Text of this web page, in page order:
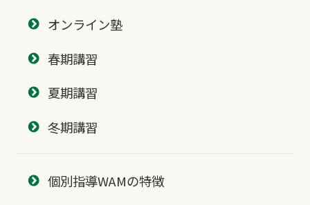
オンライン塾
春期講習
夏期講習
冬期講習
個別指導WAMの特徴